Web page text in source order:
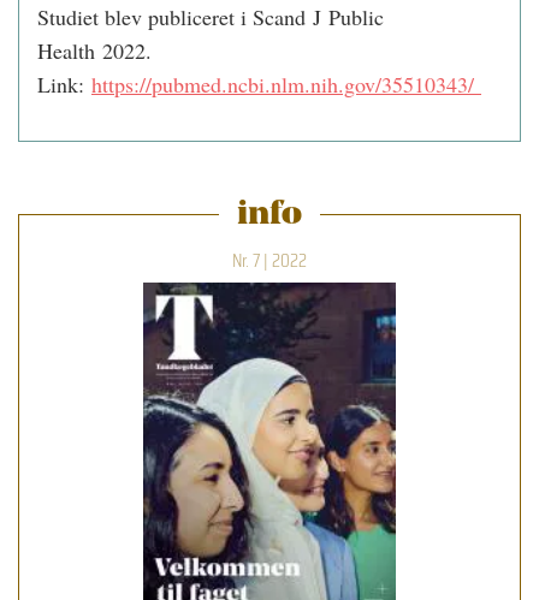
Studiet blev publiceret i Scand J Public
Health 2022.
Link: https://pubmed.ncbi.nlm.nih.gov/35510343/
info
Nr. 7 | 2022